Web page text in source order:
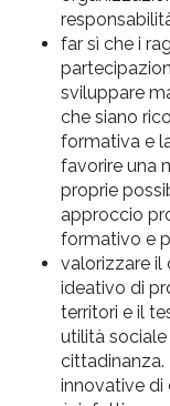
far sì che i
sviluppare
che siano
formativa e
favorire una
proprie
approccio
formativo e
valorizzare
ideativo di
territori e il
utilità
cittadinanza.
innovative di